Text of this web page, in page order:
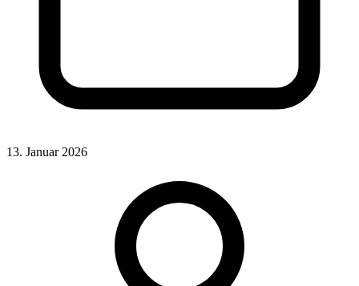
13. Januar 2026